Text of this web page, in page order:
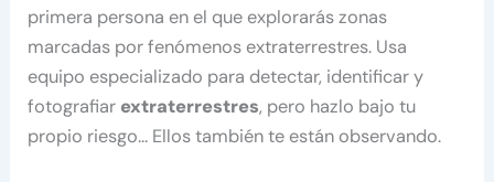
primera persona en el que explorarás zonas
marcadas por fenómenos extraterrestres. Usa
equipo especializado para detectar, identificar y
fotografiar extraterrestres, pero hazlo bajo tu
propio riesgo… Ellos también te están observando.